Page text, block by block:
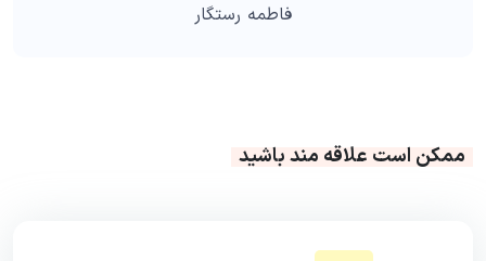
فاطمه رستگار
ممکن است علاقه مند باشید